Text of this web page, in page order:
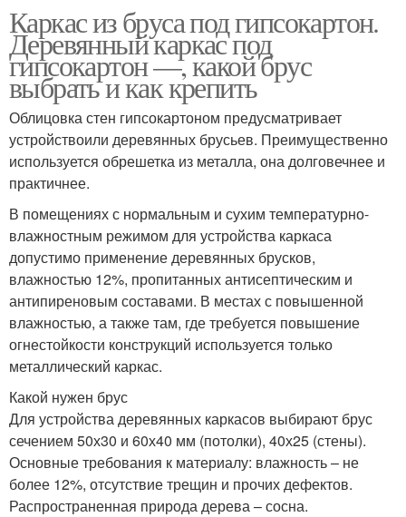
Каркас из бруса под гипсокартон.
Деревянный каркас под
гипсокартон —, какой брус
выбрать и как крепить
Облицовка стен гипсокартоном предусматривает
устройствоили деревянных брусьев. Преимущественно
используется обрешетка из металла, она долговечнее и
практичнее.
В помещениях с нормальным и сухим температурно-
влажностным режимом для устройства каркаса
допустимо применение деревянных брусков,
влажностью 12%, пропитанных антисептическим и
антипиреновым составами. В местах с повышенной
влажностью, а также там, где требуется повышение
огнестойкости конструкций используется только
металлический каркас.
Какой нужен брус
Для устройства деревянных каркасов выбирают брус
сечением 50х30 и 60х40 мм (потолки), 40х25 (стены).
Основные требования к материалу: влажность – не
более 12%, отсутствие трещин и прочих дефектов.
Распространенная природа дерева – сосна.